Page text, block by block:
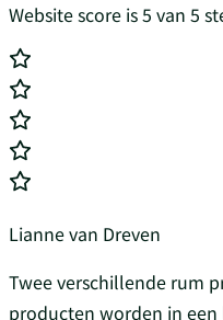
Website score is 5 van 5
Lianne van Dreven
Twee verschillende rum
producten worden in een